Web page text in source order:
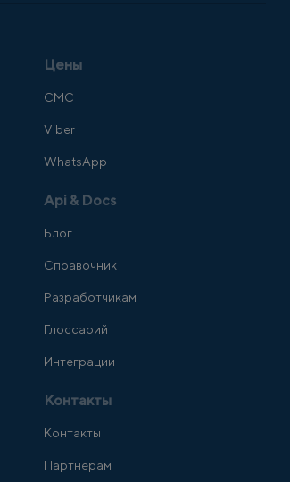
Цены
СМС
Viber
WhatsApp
Api & Docs
Блог
Справочник
Разработчикам
Глоссарий
Интеграции
Контакты
Контакты
Партнерам